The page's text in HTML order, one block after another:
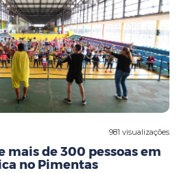
981 visualizações
mais de 300 pessoas em
no Pimentas